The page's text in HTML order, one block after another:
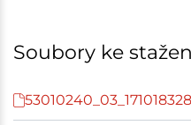
Skladem na prodejně -
Soubory ke